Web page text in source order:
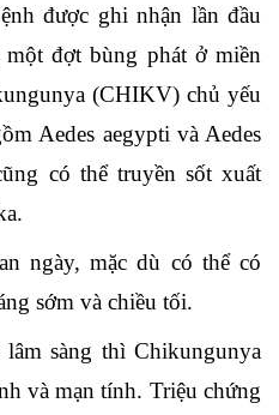
được ghi nhận lần đầu
đợt bùng phát ở miền
(CHIKV) chủ yếu
Aedes aegypti và Aedes
có thể truyền sốt xuất
ngày, mặc dù có thể có
sớm và chiều tối.
sàng thì Chikungunya
và mạn tính. Triệu chứng